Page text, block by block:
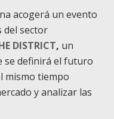
acogerá un evento
del sector
DISTRICT, un
se definirá el futuro
mismo tiempo
y analizar las